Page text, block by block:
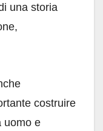
una storia
costruire
uomo e